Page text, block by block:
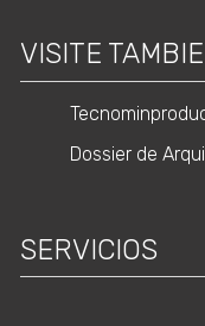
VISITE
Dossier de
SERVICIOS